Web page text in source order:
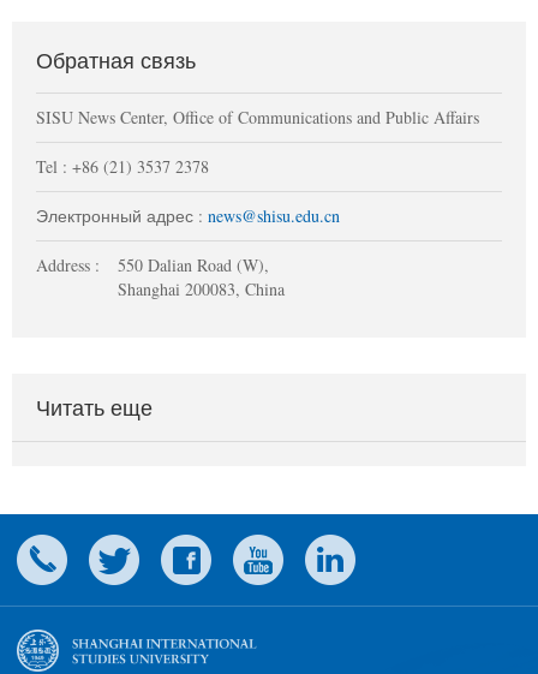
Обратная связь
SISU News Center, Office of Communications and Public Affairs
Tel : +86 (21) 3537 2378
Электронный адрес : news@shisu.edu.cn
Address :
550 Dalian Road (W),
Shanghai 200083, China
Читать еще